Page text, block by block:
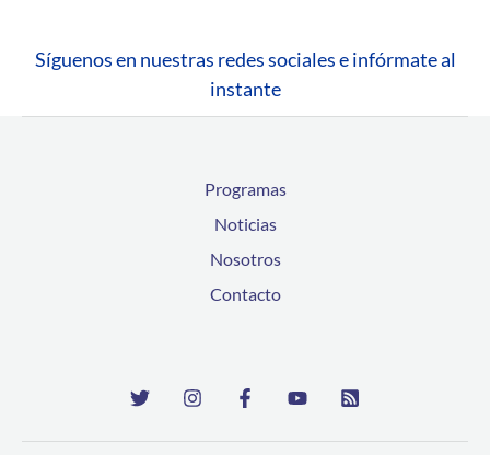
Síguenos en nuestras redes sociales e infórmate al
instante
Programas
Noticias
Nosotros
Contacto